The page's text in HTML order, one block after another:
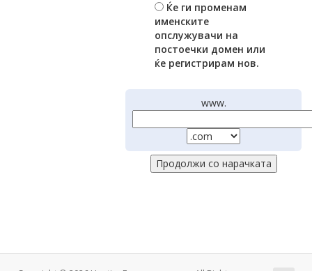
Ќе ги променам
именските
опслужувачи на
постоечки домен или
ќе регистрирам нов.
www.